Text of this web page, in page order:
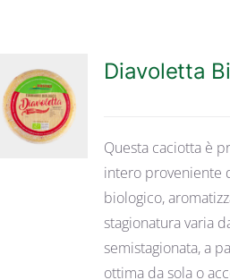
DETTAGLI
Diavoletta
Questa caciotta è
intero proveniente
biologico,
stagionatura varia
semistagionata, a
ottima da sola o